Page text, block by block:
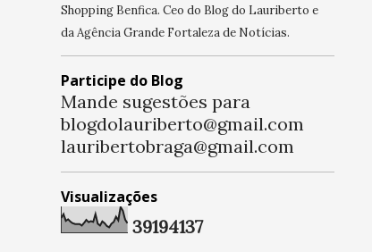
Shopping Benfica. Ceo do Blog do Lauriberto e
da Agência Grande Fortaleza de Notícias.
Participe do Blog
Mande sugestões para
blogdolauriberto@gmail.com
lauribertobraga@gmail.com
Visualizações
39194137